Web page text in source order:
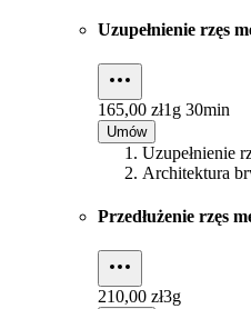
Uzupełnienie rzęs
165,00 zł1g 30min
Umów
Uzupełnienie
Architektura
Przedłużenie rzęs
210,00 zł3g